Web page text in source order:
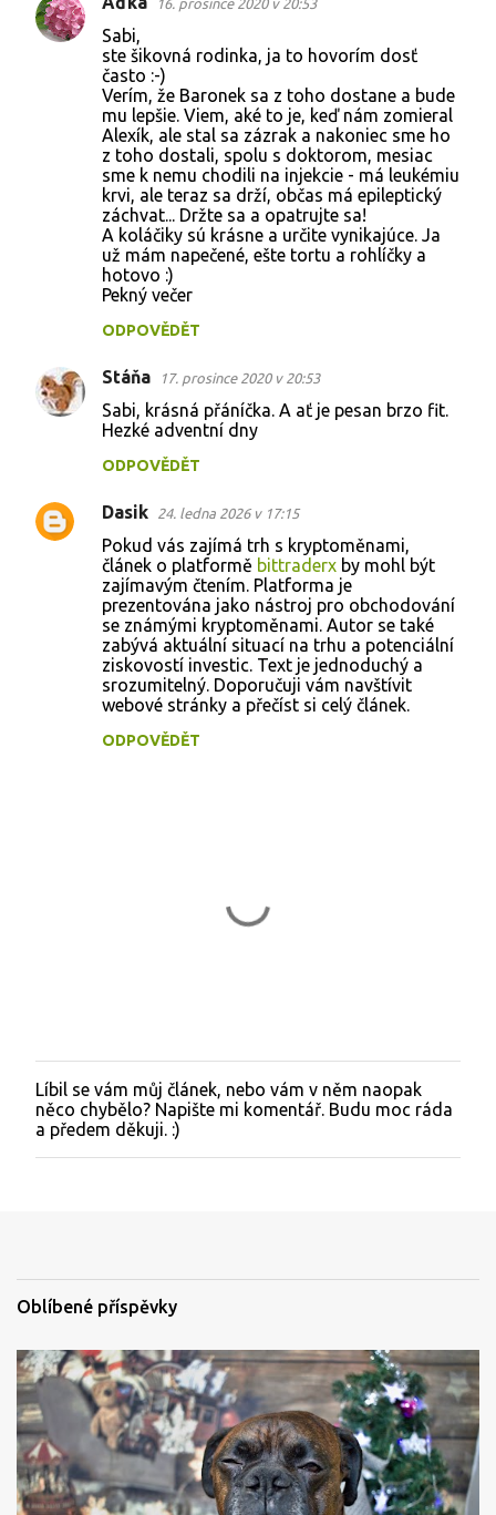
t
16. prosince 2020 v 20:53
Sabi,
ste šikovná rodinka, ja to hovorím dosť
často :-)
Verím, že Baronek sa z toho dostane a bude
mu lepšie. Viem, aké to je, keď nám zomieral
Alexík, ale stal sa zázrak a nakoniec sme ho
z toho dostali, spolu s doktorom, mesiac
sme k nemu chodili na injekcie - má leukémiu
krvi, ale teraz sa drží, občas má epileptický
záchvat... Držte sa a opatrujte sa!
A koláčiky sú krásne a určite vynikajúce. Ja
už mám napečené, ešte tortu a rohlíčky a
hotovo :)
Pekný večer
ODPOVĚDĚT
Stáňa 17. prosince 2020 v 20:53
Sabi, krásná přáníčka. A ať je pesan brzo fit.
Hezké adventní dny
ODPOVĚDĚT
Dasik 24. ledna 2026 v 17:15
Pokud vás zajímá trh s kryptoměnami,
článek o platformě bittraderx by mohl být
zajímavým čtením. Platforma je
prezentována jako nástroj pro obchodování
se známými kryptoměnami. Autor se také
zabývá aktuální situací na trhu a potenciální
ziskovostí investic. Text je jednoduchý a
srozumitelný. Doporučuji vám navštívit
webové stránky a přečíst si celý článek.
ODPOVĚDĚT
O
k
o
m
a
Líbil se vám můj článek, nebo vám v něm naopak
něco chybělo? Napište mi komentář. Budu moc ráda
a předem děkuji. :)
Oblíbené příspěvky